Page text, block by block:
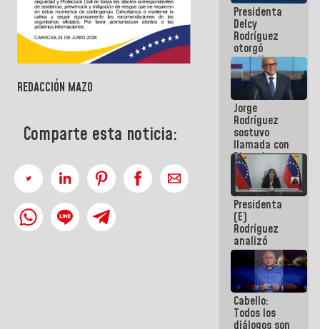
REDACCIÓN MAZO
Comparte esta noticia:
abordar
planes de
acción
Presidenta
Delcy
Rodríguez
otorgó
medalla
"Héroe de
Venezuela"
a servidores
públicos
Jorge
Rodríguez
sostuvo
llamada con
Dinorah
Figuera y
acuerdan
primer
encuentro
presencial
para el
diálogo
Presidenta
(E)
Rodríguez
analizó
junto a
gobernadores
planes de
recuperación
del Sistema
Eléctrico
Cabello:
Todos los
diálogos son